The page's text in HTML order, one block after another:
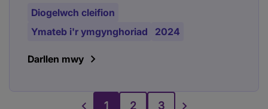
Diogelwch cleifion
Ymateb i'r ymgynghoriad
2024
Darllen mwy
1 2 3